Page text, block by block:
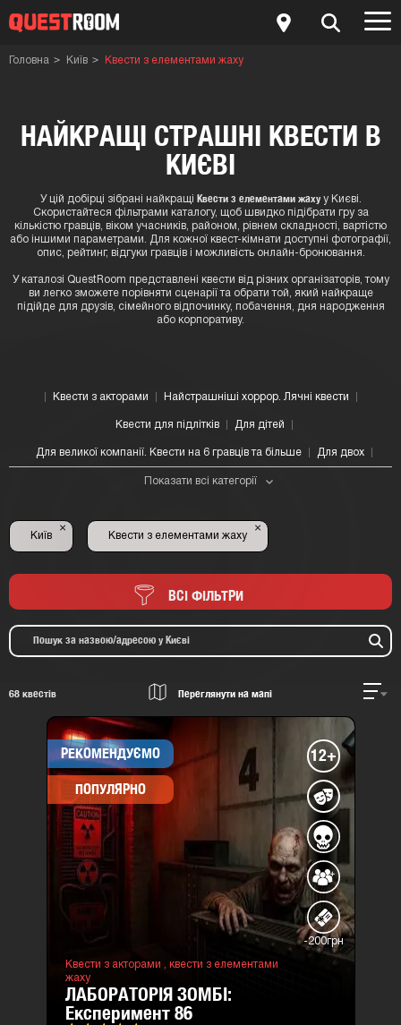
Головна Київ Квести з елементами жаху
НАЙКРАЩІ СТРАШНІ КВЕСТИ В
КИЄВІ
У цій добірці зібрані найкращі Квести з елементами жахуу Києві.
Скористайтеся фільтрами каталогу, щоб швидко підібрати гру за
кількістю гравців, віком учасників, районом, рівнем складності, вартістю
або іншими параметрами. Для кожної квест-кімнати доступні фотографії,
опис, рейтинг, відгуки гравців і можливість онлайн-бронювання.
У каталозі QuestRoom представлені квести від різних організаторів, тому
ви легко зможете порівняти сценарії та обрати той, який найкраще
підійде для друзів, сімейного відпочинку, побачення, дня народження
або корпоративу.
Квести з акторами Найстрашніші хоррор. Лячні квести
Квести для підлітків Для дітей
Для великої компанії. Квести на 6 гравців та більше Для двох
Показати всі категорії
Київ
×
Квести з елементами жаху
×
ВСІ ФІЛЬТРИ
68 квестів Переглянути на мапі
РЕКОМЕНДУЄМО
ПОПУЛЯРНО
12+
-200грн
Квести з акторами , квести з елементами
жаху
ЛАБОРАТОРІЯ ЗОМБІ:
експеримент 86